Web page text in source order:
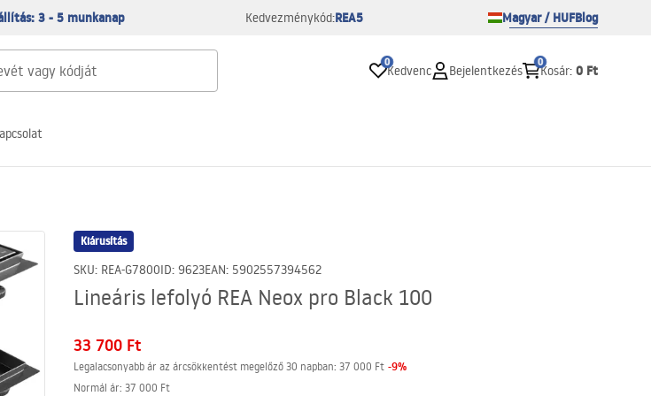
3 - 5 munkanap Kedvezménykód:REA5 Magyar / HUFBlog
0
Kedvenc Bejelentkezés
0
Kosár: 0 Ft
Kiárusítás
SKU: REA-G7800ID: 9623EAN: 5902557394562
Lineáris lefolyó REA Neox pro Black 100
33 700 Ft
Legalacsonyabb ár az árcsökkentést megelőző 30 napban: 37 000 Ft -9%
Normál ár: 37 000 Ft